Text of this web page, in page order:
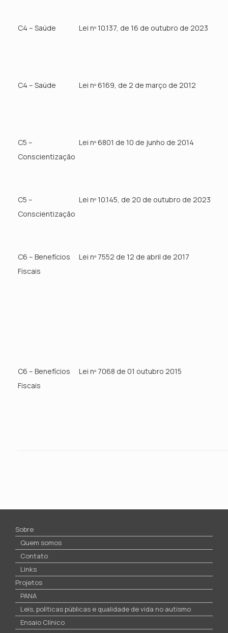
C4 – Saúde Lei nº 10.137, de 16 de outubro de 2023
C4 – Saúde Lei nº 6169, de 2 de março de 2012
C5 –
Conscientização
Lei nº 6801 de 10 de junho de 2014
C5 –
Conscientização
Lei nº 10.145, de 20 de outubro de 2023
C6 – Benefícios
Fiscais
Lei nº 7552 de 12 de abril de 2017
C6 – Benefícios
Fiscais
Lei nº 7068 de 01 outubro 2015
Sobre
Quem somos
Contato
Links
Projetos
PANA
Leis, políticas públicas e qualidade de vida no autismo
Ensaio Clínico